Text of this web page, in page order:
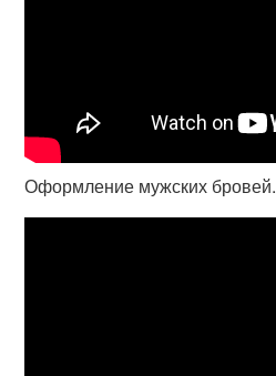
Оформление мужских бровей.